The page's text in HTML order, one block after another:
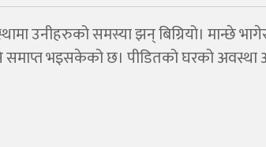
उनीहरुको समस्या झन् बिग्रियो। मान्छे
समाप्त भइसकेको छ। पीडितको घरको